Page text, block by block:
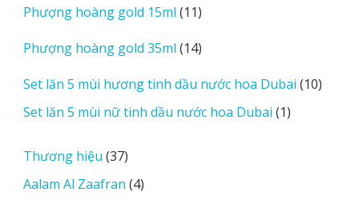
phẩm
Phượng hoàng gold 15ml 1111
phẩm
Phượng hoàng gold 35ml 1414
phẩm
Set lăn 5 mùi hương tinh dầu nước hoa Dubai 1010
Set lăn 5 mùi nữ tinh dầu nước hoa Dubai 11
Thương hiệu 3737
sản
phẩm
Aalam Al Zaafran 44